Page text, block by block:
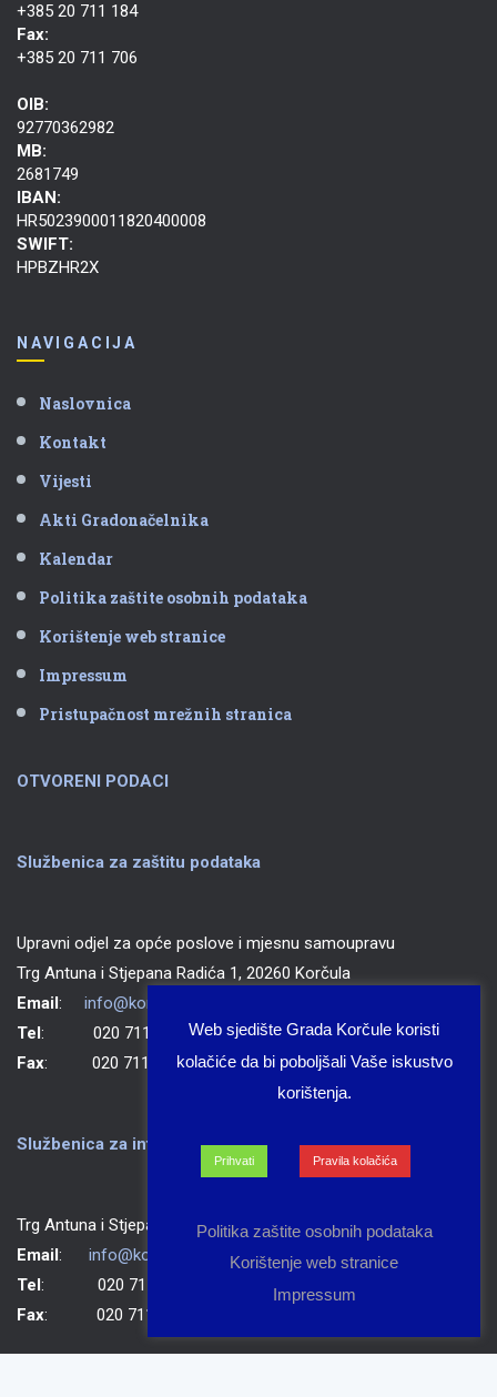
+385 20 711 184
Fax:
+385 20 711 706
OIB:
92770362982
MB:
2681749
IBAN:
HR5023900011820400008
SWIFT:
HPBZHR2X
NAVIGACIJA
Naslovnica
Kontakt
Vijesti
Akti Gradonačelnika
Kalendar
Politika zaštite osobnih podataka
Korištenje web stranice
Impressum
Pristupačnost mrežnih stranica
OTVORENI PODACI
Službenica za zaštitu podataka
Upravni odjel za opće poslove i mjesnu samoupravu
Trg Antuna i Stjepana Radića 1, 20260 Korčula
Email: info@korcula.hr
Tel: 020 711 150
Fax: 020 711 702
Službenica za informiranje Grada Korčule
Trg Antuna i Stjepana Radića 1, 20260 Korčula
Email: info@korcula.hr
Tel: 020 711 150
Fax: 020 711 702
Web sjedište Grada Korčule koristi
kolačiće da bi poboljšali Vaše iskustvo
korištenja.
Prihvati Pravila kolačića
Politika zaštite osobnih podataka
Korištenje web stranice
Impressum